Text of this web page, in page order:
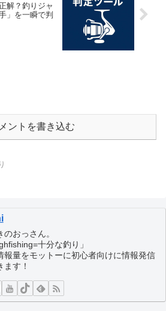
解？釣りジャ
」を一瞬で判
ントを書き込む
のおっさん。
十分な釣り」
報量をモットーに初心者向けに情報発信
ます！